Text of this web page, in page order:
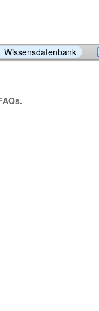
Wissensdatenbank